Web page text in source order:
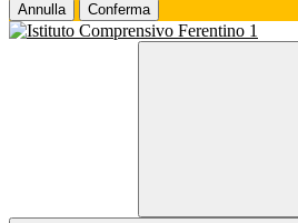
Annulla Conferma